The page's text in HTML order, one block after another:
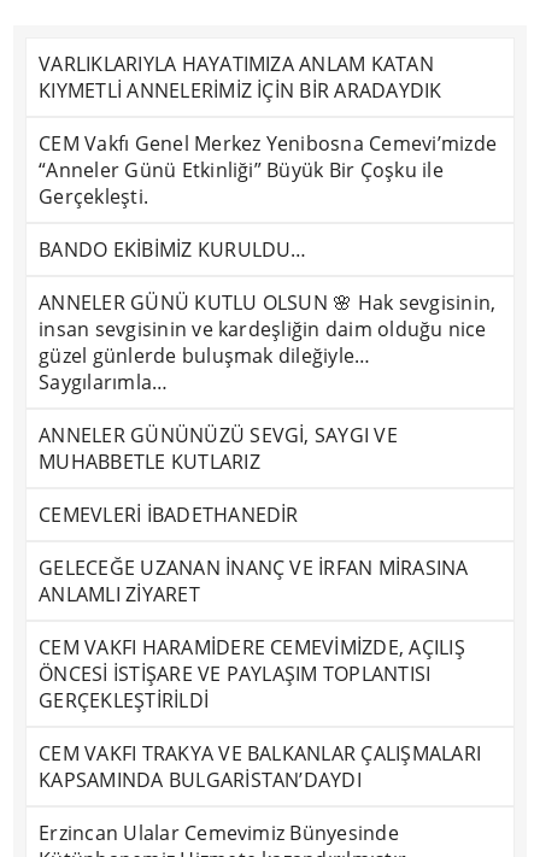
VARLIKLARIYLA HAYATIMIZA ANLAM KATAN
KIYMETLİ ANNELERİMİZ İÇİN BİR ARADAYDIK
CEM Vakfı Genel Merkez Yenibosna Cemevi’mizde
“Anneler Günü Etkinliği” Büyük Bir Çoşku ile
Gerçekleşti.
BANDO EKİBİMİZ KURULDU…
ANNELER GÜNÜ KUTLU OLSUN 🌸 Hak sevgisinin,
insan sevgisinin ve kardeşliğin daim olduğu nice
güzel günlerde buluşmak dileğiyle…
Saygılarımla…
ANNELER GÜNÜNÜZÜ SEVGİ, SAYGI VE
MUHABBETLE KUTLARIZ
CEMEVLERİ İBADETHANEDİR
GELECEĞE UZANAN İNANÇ VE İRFAN MİRASINA
ANLAMLI ZİYARET
CEM VAKFI HARAMİDERE CEMEVİMİZDE, AÇILIŞ
ÖNCESİ İSTİŞARE VE PAYLAŞIM TOPLANTISI
GERÇEKLEŞTİRİLDİ
CEM VAKFI TRAKYA VE BALKANLAR ÇALIŞMALARI
KAPSAMINDA BULGARİSTAN’DAYDI
Erzincan Ulalar Cemevimiz Bünyesinde